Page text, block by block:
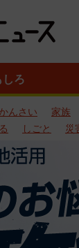
しろ
かんさい 家族
しごと 災